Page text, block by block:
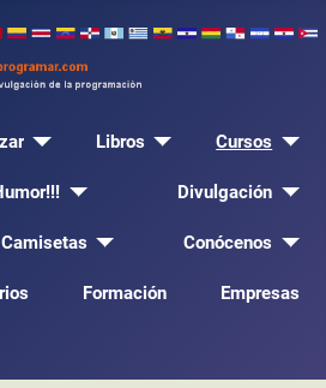
Libros Cursos
Divulgación
Camisetas Conócenos
Formación Empresas